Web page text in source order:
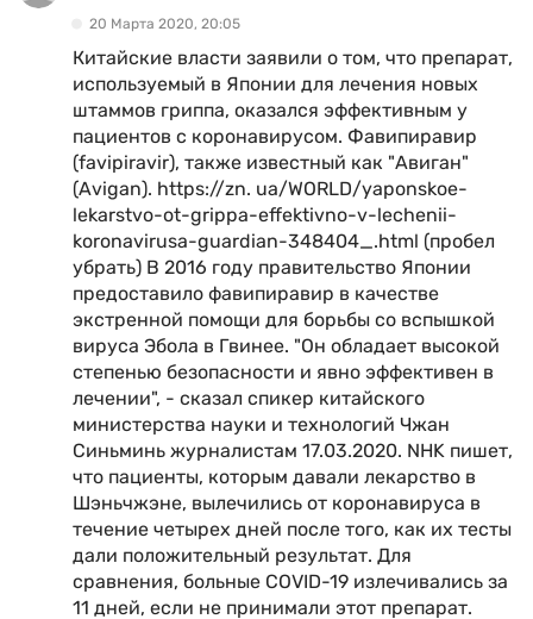
20 Марта 2020, 20:05
Китайские власти заявили о том, что препарат,
используемый в Японии для лечения новых
штаммов гриппа, оказался эффективным у
пациентов с коронавирусом. Фавипиравир
(favipiravir), также известный как "Авиган"
(Avigan). https://zn. ua/WORLD/yaponskoe-
lekarstvo-ot-grippa-effektivno-v-lechenii-
koronavirusa-guardian-348404_.html (пробел
убрать) В 2016 году правительство Японии
предоставило фавипиравир в качестве
экстренной помощи для борьбы со вспышкой
вируса Эбола в Гвинее. "Он обладает высокой
степенью безопасности и явно эффективен в
лечении", - сказал спикер китайского
министерства науки и технологий Чжан
Синьминь журналистам 17.03.2020. NHK пишет,
что пациенты, которым давали лекарство в
Шэньчжэне, вылечились от коронавируса в
течение четырех дней после того, как их тесты
дали положительный результат. Для
сравнения, больные COVID-19 излечивались за
11 дней, если не принимали этот препарат.